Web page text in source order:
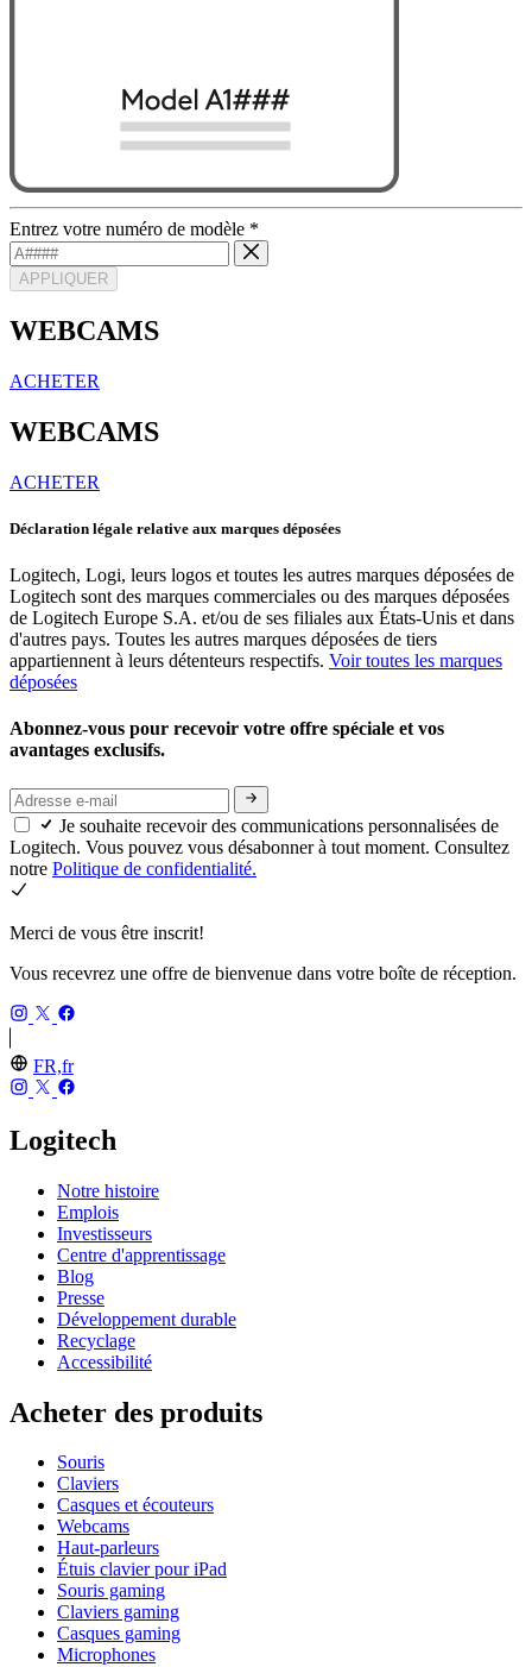
Entrez votre numéro de modèle *
APPLIQUER
WEBCAMS
ACHETER
WEBCAMS
ACHETER
Déclaration légale relative aux marques déposées
Logitech, Logi, leurs logos et toutes les autres marques déposées de
Logitech sont des marques commerciales ou des marques déposées
de Logitech Europe S.A. et/ou de ses filiales aux États-Unis et dans
d'autres pays. Toutes les autres marques déposées de tiers
appartiennent à leurs détenteurs respectifs. Voir toutes les marques
déposées
Abonnez-vous pour recevoir votre offre spéciale et vos
avantages exclusifs.
Je souhaite recevoir des communications personnalisées de
Logitech. Vous pouvez vous désabonner à tout moment. Consultez
notre Politique de confidentialité.
Merci de vous être inscrit!
Vous recevrez une offre de bienvenue dans votre boîte de réception.
FR,fr
Logitech
Notre histoire
Emplois
Investisseurs
Centre d'apprentissage
Blog
Presse
Développement durable
Recyclage
Accessibilité
Acheter des produits
Souris
Claviers
Casques et écouteurs
Webcams
Haut-parleurs
Étuis clavier pour iPad
Souris gaming
Claviers gaming
Casques gaming
Microphones